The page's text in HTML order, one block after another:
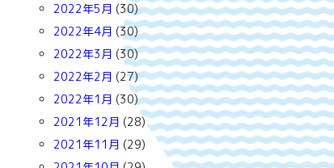
2022年5月 (30)
2022年4月 (30)
2022年3月 (30)
2022年2月 (27)
2022年1月 (30)
2021年12月 (28)
2021年11月 (29)